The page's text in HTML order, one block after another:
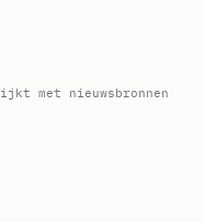
met nieuwsbronnen